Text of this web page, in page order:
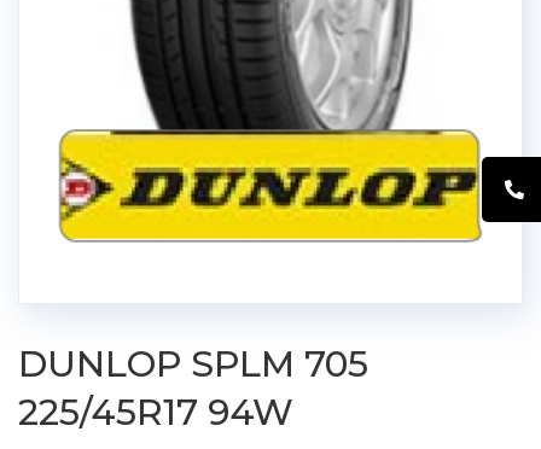
DUNLOP SPLM 705
225/45R17 94W